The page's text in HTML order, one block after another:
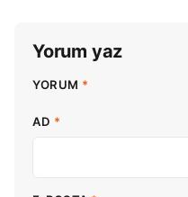
Yorum yaz
YORUM *
AD *